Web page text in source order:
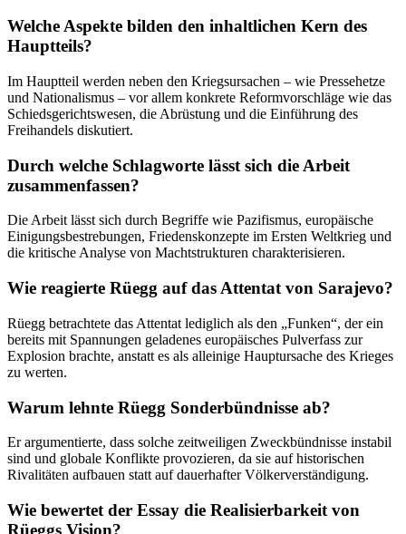
Welche Aspekte bilden den inhaltlichen Kern des
Hauptteils?
Im Hauptteil werden neben den Kriegsursachen – wie Pressehetze
und Nationalismus – vor allem konkrete Reformvorschläge wie das
Schiedsgerichtswesen, die Abrüstung und die Einführung des
Freihandels diskutiert.
Durch welche Schlagworte lässt sich die Arbeit
zusammenfassen?
Die Arbeit lässt sich durch Begriffe wie Pazifismus, europäische
Einigungsbestrebungen, Friedenskonzepte im Ersten Weltkrieg und
die kritische Analyse von Machtstrukturen charakterisieren.
Wie reagierte Rüegg auf das Attentat von Sarajevo?
Rüegg betrachtete das Attentat lediglich als den „Funken“, der ein
bereits mit Spannungen geladenes europäisches Pulverfass zur
Explosion brachte, anstatt es als alleinige Hauptursache des Krieges
zu werten.
Warum lehnte Rüegg Sonderbündnisse ab?
Er argumentierte, dass solche zeitweiligen Zweckbündnisse instabil
sind und globale Konflikte provozieren, da sie auf historischen
Rivalitäten aufbauen statt auf dauerhafter Völkerverständigung.
Wie bewertet der Essay die Realisierbarkeit von
Rüeggs Vision?